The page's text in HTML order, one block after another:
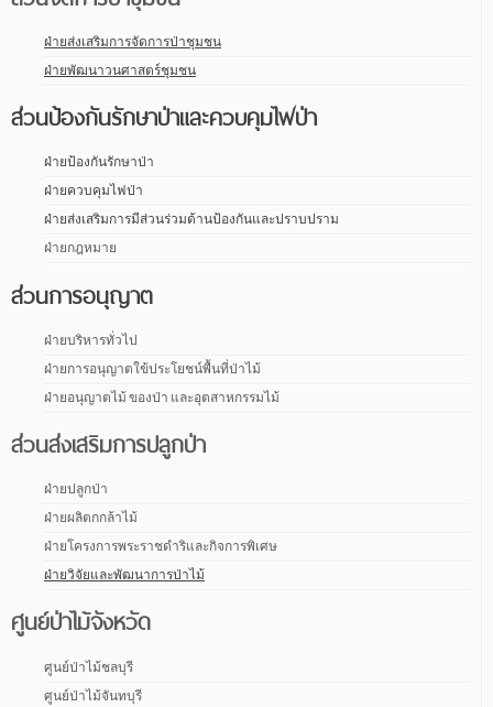
ฝ่ายส่งเสริมการจัดการป่าชุมชน
ฝ่ายพัฒนาวนศาสตร์ชุมชน
ส่วนป้องกันรักษาป่าและควบคุมไฟป่า
ฝ่ายป้องกันรักษาป่า
ฝ่ายควบคุมไฟป่า
ฝ่ายส่งเสริมการมีส่วนร่วมด้านป้องกันและปราบปราม
ฝ่ายกฎหมาย
ส่วนการอนุญาต
ฝ่ายบริหารทั่วไป
ฝ่ายการอนุญาตใข้ประโยชน์พื้นที่ป่าไม้
ฝ่ายอนุญาตไม้ ของป่า และอุตสาหกรรมไม้
ส่วนส่งเสริมการปลูกป่า
ฝ่ายปลูกป่า
ฝ่ายผลิตกกล้าไม้
ฝ่ายโครงการพระราชดำริและกิจการพิเศษ
ฝ่ายวิจัยและพัฒนาการป่าไม้
ศูนย์ป่าไม้จังหวัด
ศูนย์ป่าไม้ชลบุรี
ศูนย์ป่าไม้จันทบุรี